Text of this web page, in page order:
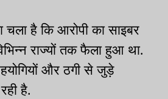
चला है कि आरोपी का साइबर
राज्यों तक फैला हुआ था.
और ठगी से जुड़े
है.